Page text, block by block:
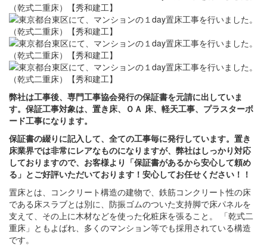
弊社は工事後、専門工事協会発行の保証書を元請に出していま
す。保証工事対象は、置き床、ＯＡ 床、軽天工事、プラスターボ
ード工事になります。
保証書の綴りに記入して、全ての工事毎に発行しています。置き
床業界では非常にレアなものになりますが、弊社はしっかり対応
しておりますので、お客様より「保証書があるから安心して頼め
る」とご好評いただいております！安心してお任せください！！
置床とは、コンクリート構造の建物で、鉄筋コンクリート性の床
である床スラブとは別に、防振ゴムのついた支持脚で床パネルを
支えて、その上に木材などを使った化粧床を張ること。 「乾式二
重床」ともよばれ、多くのマンション等でも採用されている構造
です。